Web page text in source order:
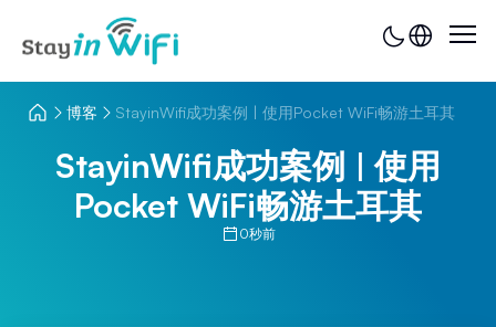
博客 StayinWifi成功案例 | 使用Pocket WiFi畅游土耳其
StayinWifi成功案例 | 使用
Pocket WiFi畅游土耳其
0秒前